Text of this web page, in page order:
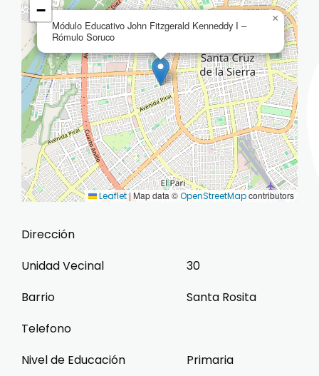
Módulo Educativo John Fitzgerald Kenneddy I –
Rómulo Soruco
×
−
Leaflet |Map data ©OpenStreetMapcontributors
Dirección
Unidad Vecinal
30
Barrio
Santa Rosita
Telefono
Nivel de Educación
Primaria